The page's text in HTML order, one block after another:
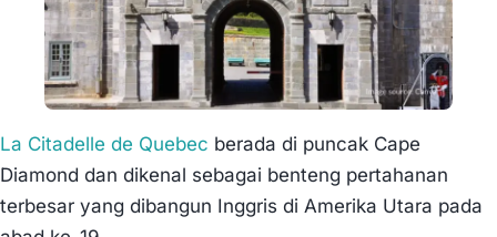
La Citadelle de Quebec berada di puncak Cape
Diamond dan dikenal sebagai benteng pertahanan
terbesar yang dibangun Inggris di Amerika Utara pada